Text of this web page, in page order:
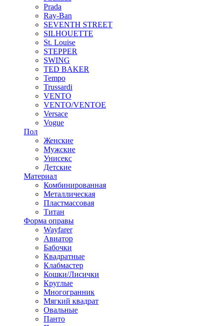
Prada
Ray-Ban
SEVENTH STREET
SILHOUETTE
St. Louise
STEPPER
SWING
TED BAKER
Tempo
Trussardi
VENTO
VENTO/VENTOE
Versace
Vogue
Пол
Женские
Мужские
Унисекс
Детские
Материал
Комбинированная
Металлическая
Пластмассовая
Титан
Форма оправы
Wayfarer
Авиатор
Бабочки
Квадратные
Клабмастер
Кошки/Лисички
Круглые
Многогранник
Мягкий квадрат
Овальные
Панто